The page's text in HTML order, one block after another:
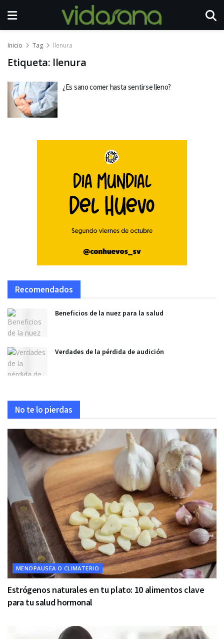
Inicio Tag llenura
Etiqueta: llenura
¿Es sano comer hasta sentirse lleno?
Recomendados
Beneficios de la nuez para la salud
Verdades de la pérdida de audición
No te lo pierdas
MENOPAUSEA O CLIMATERIO
Estrógenos naturales en tu plato: 10 alimentos clave
para tu salud hormonal